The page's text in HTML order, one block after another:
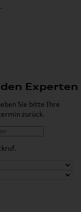
Experten
Sie bitte Ihre
zurück.